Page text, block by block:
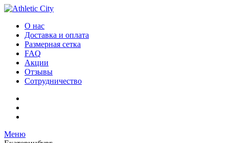
О нас
Доставка и оплата
Размерная сетка
FAQ
Акции
Отзывы
Сотрудничество
Меню